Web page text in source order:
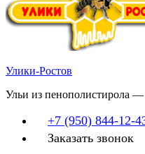
Улики-Ростов
Ульи из пенополистирола
+7 (950) 844-12-
Заказать звонок